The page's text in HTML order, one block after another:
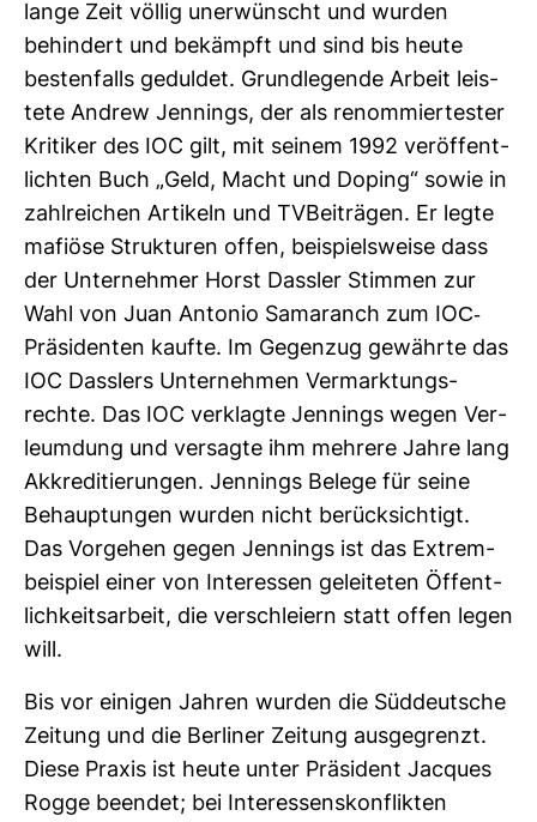
lange Zeit völlig uner­wünscht und wurden
behin­dert und bekämpft und sind bis heute
bes­ten­falls geduldet. Grund­le­gende Arbeit leis­
tete Andrew Jen­nings, der als renom­mier­tester
Kri­tiker des IOC gilt, mit seinem 1992 ver­öf­fent­
lichten Buch „Geld, Macht und Doping“ sowie in
zahl­rei­chen Arti­keln und TVBei­trägen. Er legte
mafiöse Struk­turen offen, bei­spiels­weise dass
der Unter­nehmer Horst Dassler Stimmen zur
Wahl von Juan Antonio Sama­ranch zum IOC-​
Prä­si­denten kaufte. Im Gegenzug gewährte das
IOC Dass­lers Unter­nehmen Ver­mark­tungs­
rechte. Das IOC ver­klagte Jen­nings wegen Ver­
leum­dung und ver­sagte ihm meh­rere Jahre lang
Akkre­di­tie­rungen. Jen­nings Belege für seine
Behaup­tungen wurden nicht berück­sich­tigt.
Das Vor­gehen gegen Jen­nings ist das Extrem­
bei­spiel einer von Inter­essen gelei­teten Öffent­
lich­keits­ar­beit, die ver­schleiern statt offen legen
will.
Bis vor einigen Jahren wurden die Süd­deut­sche
Zei­tung und die Ber­liner Zei­tung aus­ge­grenzt.
Diese Praxis ist heute unter Prä­si­dent Jac­ques
Rogge beendet; bei Inter­es­sens­kon­flikten